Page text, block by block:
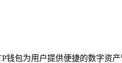
包为用户提供便捷的数字资